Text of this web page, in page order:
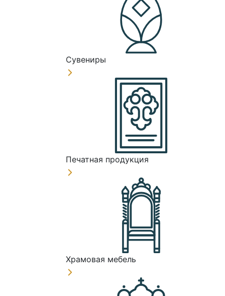
Сувениры
Печатная продукция
Храмовая мебель